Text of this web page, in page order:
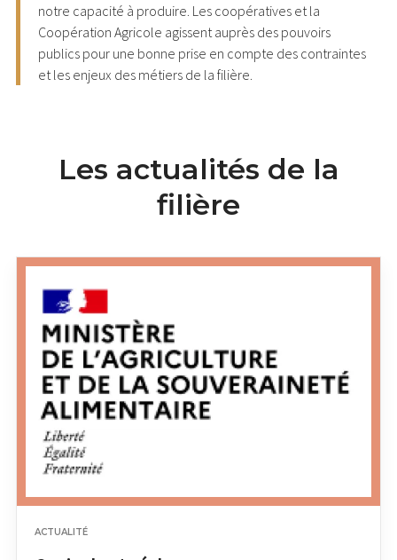
notre capacité à produire. Les coopératives et la
Coopération Agricole agissent auprès des pouvoirs
publics pour une bonne prise en compte des contraintes
et les enjeux des métiers de la filière.
Les actualités de la
filière
ACTUALITÉ